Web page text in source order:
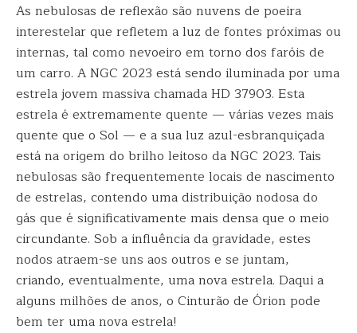
As nebulosas de reflexão são nuvens de poeira
interestelar que refletem a luz de fontes próximas ou
internas, tal como nevoeiro em torno dos faróis de
um carro. A NGC 2023 está sendo iluminada por uma
estrela jovem massiva chamada HD 37903. Esta
estrela é extremamente quente — várias vezes mais
quente que o Sol — e a sua luz azul-esbranquiçada
está na origem do brilho leitoso da NGC 2023. Tais
nebulosas são frequentemente locais de nascimento
de estrelas, contendo uma distribuição nodosa do
gás que é significativamente mais densa que o meio
circundante. Sob a influência da gravidade, estes
nodos atraem-se uns aos outros e se juntam,
criando, eventualmente, uma nova estrela. Daqui a
alguns milhões de anos, o Cinturão de Órion pode
bem ter uma nova estrela!